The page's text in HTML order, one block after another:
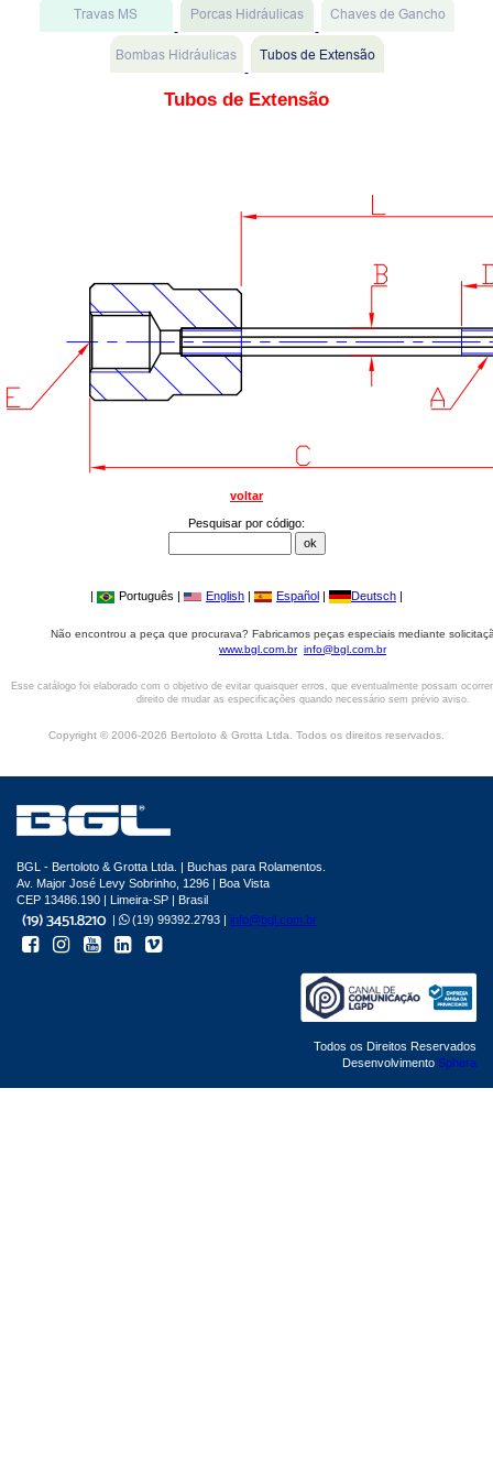
Tubos de Extensão
voltar
Pesquisar por código:
| Português | English | Español | Deutsch |
Não encontrou a peça que procurava? Fabricamos peças especiais mediante
www.bgl.com.br info@bgl.com.br
Esse catálogo foi elaborado com o objetivo de evitar quaisquer erros, que eventualmente possam
direito de mudar as especificações quando necessário sem prévio aviso.
Copyright © 2006-2026 Bertoloto & Grotta Ltda. Todos os direitos reservados.
BGL - Bertoloto & Grotta Ltda. | Buchas para Rolamentos.
Av. Major José Levy Sobrinho, 1296 | Boa Vista
CEP 13486.190 | Limeira-SP | Brasil
|
(19) 99392.2793 | info@bgl.com.br
Todos os Direitos Reservados
Desenvolvimento Sphera